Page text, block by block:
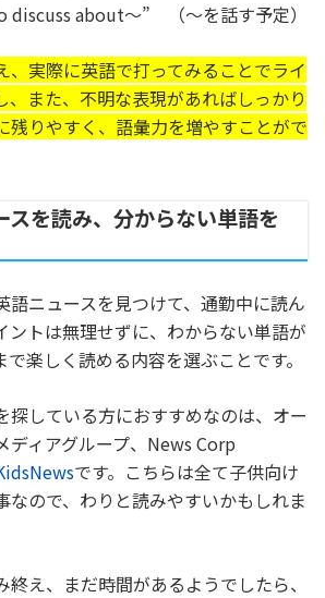
discuss about〜” （〜を話す予定）
、実際に英語で打ってみることでライ
、また、不明な表現があればしっかり
残りやすく、語彙力を増やすことがで
スを読み、分からない単語を
語ニュースを見つけて、通勤中に読ん
ントは無理せずに、わからない単語が
楽しく読める内容を選ぶことです。
探している方におすすめなのは、オー
ディアグループ、News Corp
です。こちらは全て子供向け
なので、わりと読みやすいかもしれま
え、まだ時間があるようでしたら、